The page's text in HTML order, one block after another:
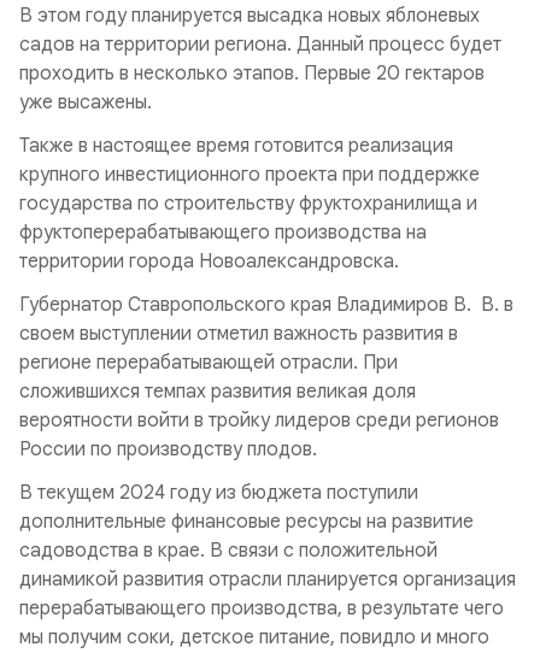
В этом году планируется высадка новых яблоневых
садов на территории региона. Данный процесс будет
проходить в несколько этапов. Первые 20 гектаров
уже высажены.
Также в настоящее время готовится реализация
крупного инвестиционного проекта при поддержке
государства по строительству фруктохранилища и
фруктоперерабатывающего производства на
территории города Новоалександровска.
Губернатор Ставропольского края Владимиров В. В. в
своем выступлении отметил важность развития в
регионе перерабатывающей отрасли. При
сложившихся темпах развития великая доля
вероятности войти в тройку лидеров среди регионов
России по производству плодов.
В текущем 2024 году из бюджета поступили
дополнительные финансовые ресурсы на развитие
садоводства в крае. В связи с положительной
динамикой развития отрасли планируется организация
перерабатывающего производства, в результате чего
мы получим соки, детское питание, повидло и много